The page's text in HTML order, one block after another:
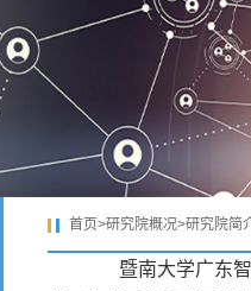
首页>研究院概况>研究院简
暨南大学广东智